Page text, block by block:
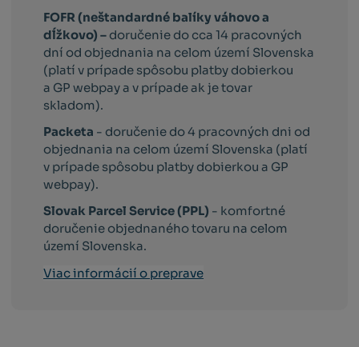
FOFR (neštandardné balíky váhovo a
dĺžkovo) – doručenie do cca 14 pracovných
dní od objednania na celom území Slovenska
(platí v prípade spôsobu platby dobierkou
a GP webpay a v prípade ak je tovar
skladom).
Packeta - doručenie do 4 pracovných dni od
objednania na celom území Slovenska (platí
v prípade spôsobu platby dobierkou a GP
webpay).
Slovak Parcel Service (PPL) - komfortné
doručenie objednaného tovaru na celom
území Slovenska.
Viac informácií o preprave